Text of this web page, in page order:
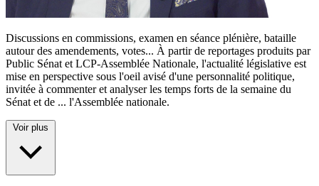
Discussions en commissions, examen en séance plénière, bataille
autour des amendements, votes... À partir de reportages produits par
Public Sénat et LCP-Assemblée Nationale, l'actualité législative est
mise en perspective sous l'oeil avisé d'une personnalité politique,
invitée à commenter et analyser les temps forts de la semaine du
Sénat et de ... l'Assemblée nationale.
Voir plus